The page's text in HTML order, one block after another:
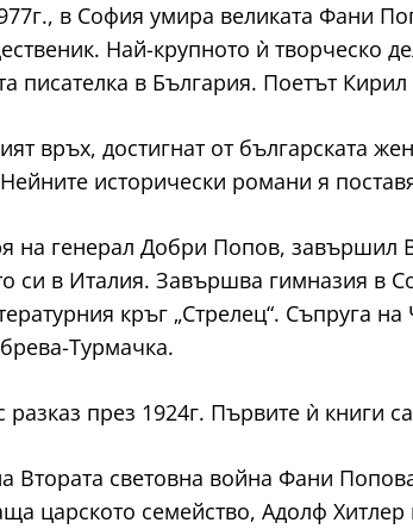
в София умира великата Фани
Най-крупното ѝ творческо
писателка в България. Поетът Кирил
връх, достигнат от българската
исторически романи я
на генерал Добри Попов, завършил
си в Италия. Завършва гимназия в
кръг „Стрелец“. Съпруга
Турмачка.
през 1924г. Първите ѝ книги
Втората световна война Фани
царското семейство, Адолф